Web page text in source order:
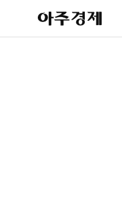
아
주
제